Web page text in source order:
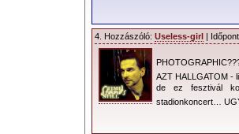
4. Hozzászóló: Useless-girl |
AZT HALLGATOM -
de ez fesztivál
stadionkoncert…